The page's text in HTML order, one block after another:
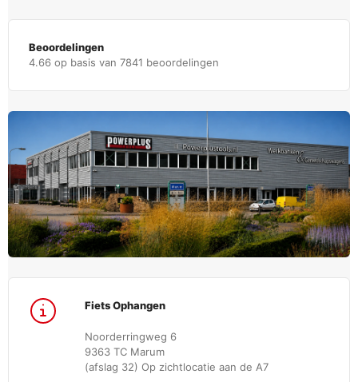
Beoordelingen
4.66 op basis van 7841 beoordelingen
Fiets Ophangen
Noorderringweg 6
9363 TC Marum
(afslag 32) Op zichtlocatie aan de A7